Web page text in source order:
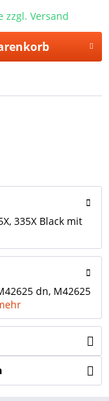
zzgl. Versand
335X Black mit
dn, M42625